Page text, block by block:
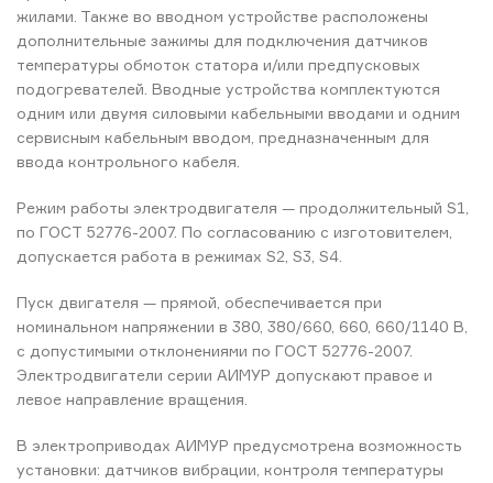
жилами. Также во вводном устройстве расположены
дополнительные зажимы для подключения датчиков
температуры обмоток статора и/или предпусковых
подогревателей. Вводные устройства комплектуются
одним или двумя силовыми кабельными вводами и одним
сервисным кабельным вводом, предназначенным для
ввода контрольного кабеля.
Режим работы электродвигателя — продолжительный S1,
по ГОСТ 52776-2007. По согласованию с изготовителем,
допускается работа в режимах S2, S3, S4.
Пуск двигателя — прямой, обеспечивается при
номинальном напряжении в 380, 380/660, 660, 660/1140 В,
с допустимыми отклонениями по ГОСТ 52776-2007.
Электродвигатели серии АИМУР допускают правое и
левое направление вращения.
В электроприводах АИМУР предусмотрена возможность
установки: датчиков вибрации, контроля температуры